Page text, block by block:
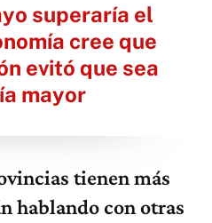
superaría el
cree que
evitó que sea
mayor
tienen más
hablando con otras